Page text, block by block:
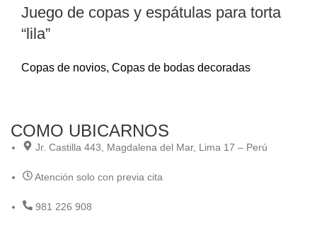
Juego de copas y espátulas para torta
“lila”
Copas de novios, Copas de bodas decoradas
COMO UBICARNOS
Jr. Castilla 443, Magdalena del Mar, Lima 17 – Perú
Atención solo con previa cita
981 226 908